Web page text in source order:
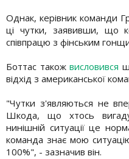
Однак, керівник команди
ці чутки, заявивши, що
співпрацю з фінським
Боттас такожвисловився
відхід з американської
"Чутки з'являються не
Шкода, що хтось
нинішній ситуації це
команда знає мою
100%", - зазначив він.